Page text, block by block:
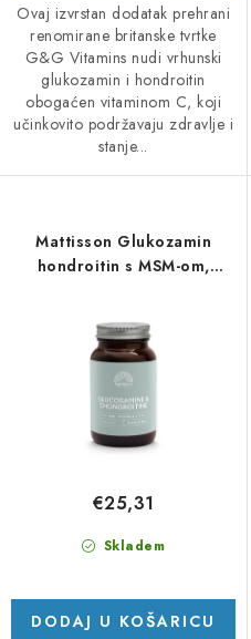
Ovaj izvrstan dodatak prehrani
renomirane britanske tvrtke
G&G Vitamins nudi vrhunski
glukozamin i hondroitin
obogaćen vitaminom C, koji
učinkovito podržavaju zdravlje i
stanje...
Mattisson Glukozamin
hondroitin s MSM-om,
Skladem
€25,31
DODAJ U KOŠARICU